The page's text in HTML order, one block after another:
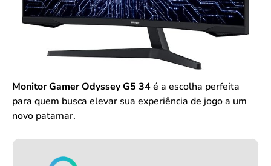
Monitor Gamer Odyssey G5 34é a escolha perfeita
para quem busca elevar sua experiência de jogo a um
novo patamar.